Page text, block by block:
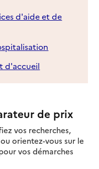
d'aide et de
d'accueil
de prix
vos recherches,
orientez-vous sur le
vos démarches